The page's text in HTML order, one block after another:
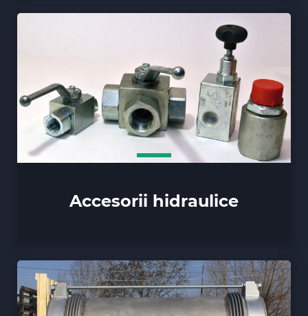
Accesorii hidraulice